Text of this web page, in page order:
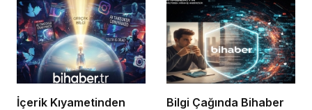
İmtihanı
İçerik Kıyametinden
Bilgi Çağında Bihaber